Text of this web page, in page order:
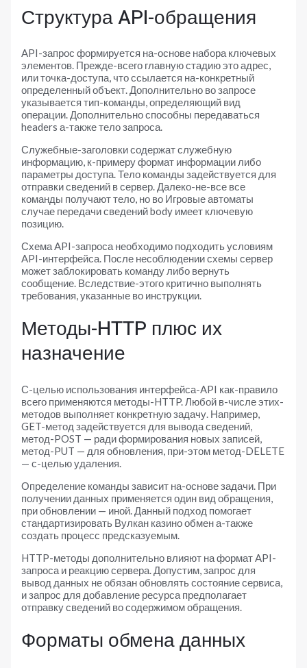
Структура API-обращения
API-запрос формируется на-основе набора ключевых
элементов. Прежде-всего главную стадию это адрес,
или точка-доступа, что ссылается на-конкретный
определенный объект. Дополнительно во запросе
указывается тип-команды, определяющий вид
операции. Дополнительно способны передаваться
headers а-также тело запроса.
Служебные-заголовки содержат служебную
информацию, к-примеру формат информации либо
параметры доступа. Тело команды задействуется для
отправки сведений в сервер. Далеко-не-все все
команды получают тело, но во Игровые автоматы
случае передачи сведений body имеет ключевую
позицию.
Схема API-запроса необходимо подходить условиям
API-интерфейса. После несоблюдении схемы сервер
может заблокировать команду либо вернуть
сообщение. Вследствие-этого критично выполнять
требования, указанные во инструкции.
Методы-HTTP плюс их
назначение
С-целью использования интерфейса-API как-правило
всего применяются методы-HTTP. Любой в-числе этих-
методов выполняет конкретную задачу. Например,
GET-метод задействуется для вывода сведений,
метод-POST — ради формирования новых записей,
метод-PUT — для обновления, при-этом метод-DELETE
— с-целью удаления.
Определение команды зависит на-основе задачи. При
получении данных применяется один вид обращения,
при обновлении — иной. Данный подход помогает
стандартизировать Вулкан казино обмен а-также
создать процесс предсказуемым.
HTTP-методы дополнительно влияют на формат API-
запроса и реакцию сервера. Допустим, запрос для
вывод данных не обязан обновлять состояние сервиса,
и запрос для добавление ресурса предполагает
отправку сведений во содержимом обращения.
Форматы обмена данных